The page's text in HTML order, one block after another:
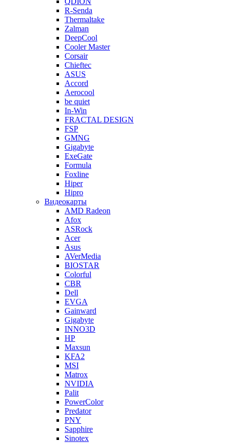
R-Senda
Thermaltake
Zalman
DeepCool
Cooler Master
Corsair
Chieftec
ASUS
Accord
Aerocool
be quiet
In-Win
FRACTAL DESIGN
FSP
GMNG
Gigabyte
ExeGate
Formula
Foxline
Hiper
Hipro
Видеокарты
AMD Radeon
Afox
ASRock
Acer
Asus
AVerMedia
BIOSTAR
Colorful
CBR
Dell
EVGA
Gainward
Gigabyte
INNO3D
HP
Maxsun
KFA2
MSI
Matrox
NVIDIA
Palit
PowerColor
Predator
PNY
Sapphire
Sinotex